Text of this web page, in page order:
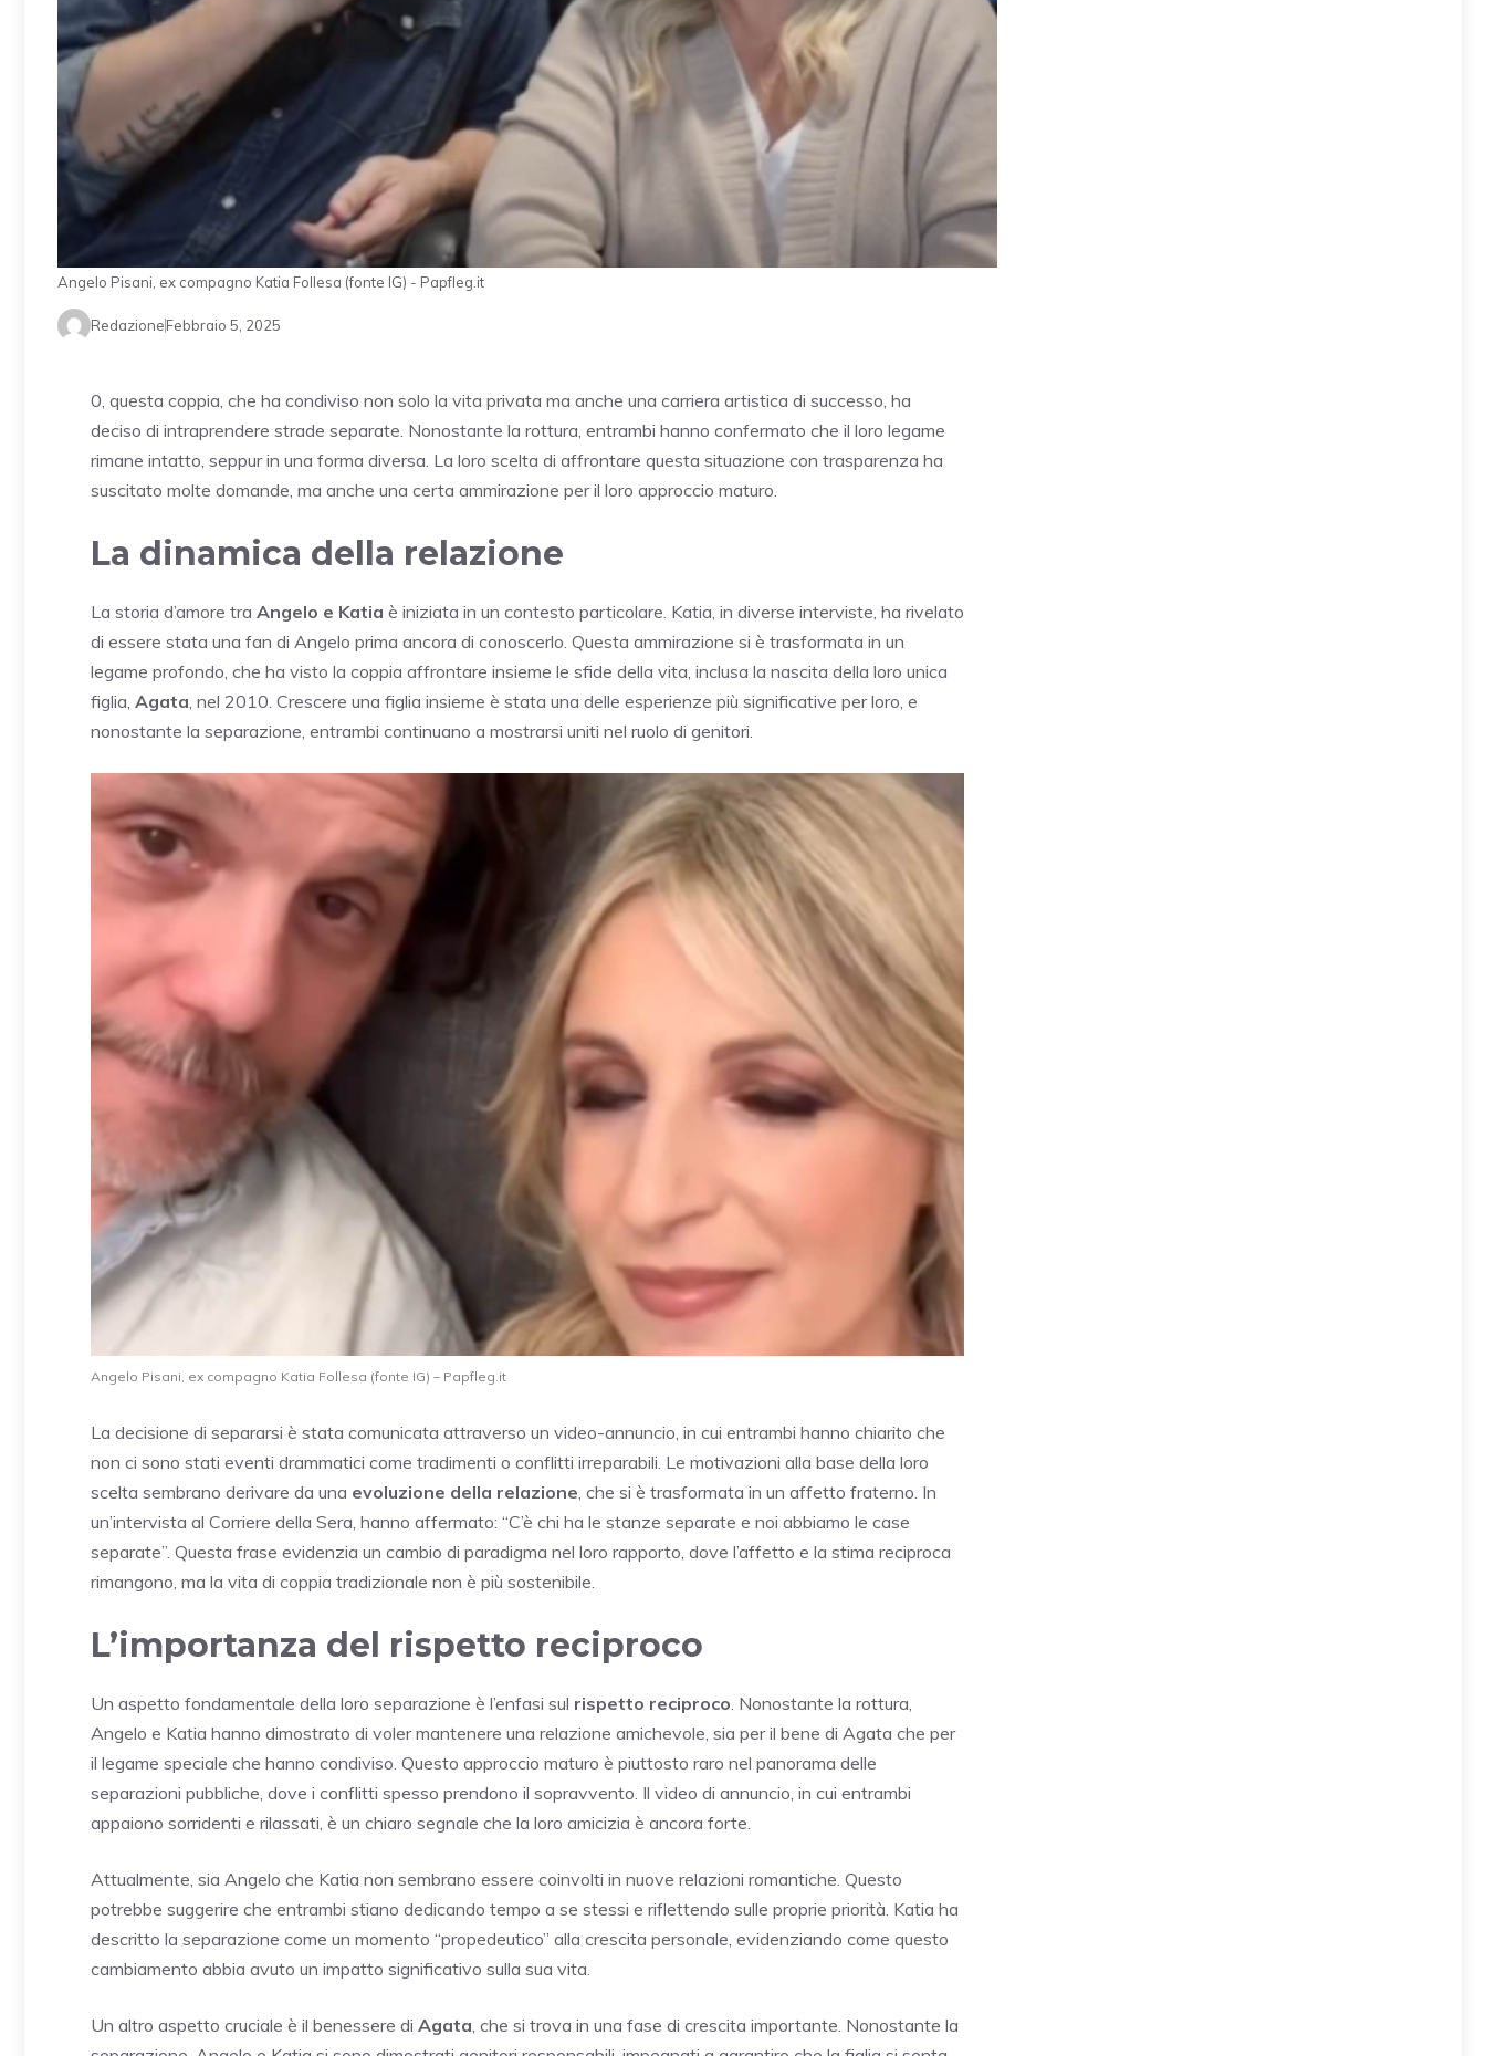
Angelo Pisani, ex compagno Katia Follesa (fonte IG) - Papfleg.it
RedazioneFebbraio 5, 2025
0, questa coppia, che ha condiviso non solo la vita privata ma anche una carriera artistica di successo, ha
deciso di intraprendere strade separate. Nonostante la rottura, entrambi hanno confermato che il loro legame
rimane intatto, seppur in una forma diversa. La loro scelta di affrontare questa situazione con trasparenza ha
suscitato molte domande, ma anche una certa ammirazione per il loro approccio maturo.
La dinamica della relazione
La storia d’amore tra Angelo e Katia è iniziata in un contesto particolare. Katia, in diverse interviste, ha rivelato
di essere stata una fan di Angelo prima ancora di conoscerlo. Questa ammirazione si è trasformata in un
legame profondo, che ha visto la coppia affrontare insieme le sfide della vita, inclusa la nascita della loro unica
figlia, Agata, nel 2010. Crescere una figlia insieme è stata una delle esperienze più significative per loro, e
nonostante la separazione, entrambi continuano a mostrarsi uniti nel ruolo di genitori.
Angelo Pisani, ex compagno Katia Follesa (fonte IG) – Papfleg.it
La decisione di separarsi è stata comunicata attraverso un video-annuncio, in cui entrambi hanno chiarito che
non ci sono stati eventi drammatici come tradimenti o conflitti irreparabili. Le motivazioni alla base della loro
scelta sembrano derivare da una evoluzione della relazione , che si è trasformata in un affetto fraterno. In
un’intervista al Corriere della Sera, hanno affermato: “C’è chi ha le stanze separate e noi abbiamo le case
separate”. Questa frase evidenzia un cambio di paradigma nel loro rapporto, dove l’affetto e la stima reciproca
rimangono, ma la vita di coppia tradizionale non è più sostenibile.
L’importanza del rispetto reciproco
Un aspetto fondamentale della loro separazione è l’enfasi sul rispetto reciproco . Nonostante la rottura,
Angelo e Katia hanno dimostrato di voler mantenere una relazione amichevole, sia per il bene di Agata che per
il legame speciale che hanno condiviso. Questo approccio maturo è piuttosto raro nel panorama delle
separazioni pubbliche, dove i conflitti spesso prendono il sopravvento. Il video di annuncio, in cui entrambi
appaiono sorridenti e rilassati, è un chiaro segnale che la loro amicizia è ancora forte.
Attualmente, sia Angelo che Katia non sembrano essere coinvolti in nuove relazioni romantiche. Questo
potrebbe suggerire che entrambi stiano dedicando tempo a se stessi e riflettendo sulle proprie priorità. Katia ha
descritto la separazione come un momento “propedeutico” alla crescita personale, evidenziando come questo
cambiamento abbia avuto un impatto significativo sulla sua vita.
Un altro aspetto cruciale è il benessere di Agata , che si trova in una fase di crescita importante. Nonostante la